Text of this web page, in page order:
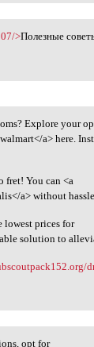
>Полезные
Explore your
a> here.
fret! You can <a
a> without
lowest prices for
solution to
opt for